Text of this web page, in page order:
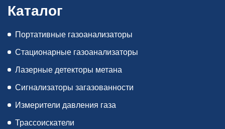
Каталог
Портативные газоанализаторы
Стационарные газоанализаторы
Лазерные детекторы метана
Сигнализаторы загазованности
Измерители давления газа
Трассоискатели